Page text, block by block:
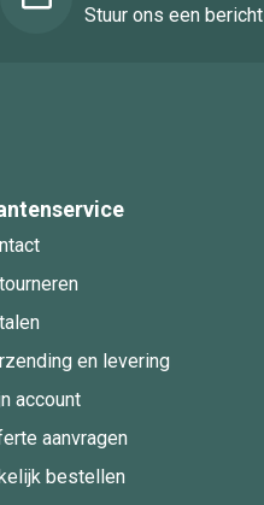
Stuur ons een bericht
en levering
account
aanvragen
bestellen